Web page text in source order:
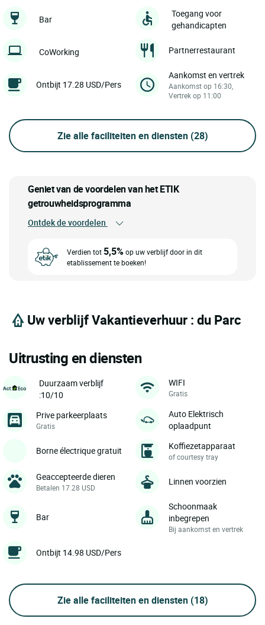
Bar
Toegang voor
gehandicapten
CoWorking Partnerrestaurant
Ontbijt 17.28 USD/Pers
Aankomst en vertrek
Aankomst op 16:30,
Vertrek op 11:00
Zie alle faciliteiten en diensten (28)
Geniet van de voordelen van het ETIK
getrouwheidsprogramma
Ontdek de voordelen
Verdien tot 5,5%op uw verblijf door in dit
etablissement te boeken!
Uw verblijf Vakantieverhuur : du Parc
Uitrusting en diensten
Duurzaam verblijf
:10/10
WIFI
Gratis
Prive parkeerplaats
Gratis
Auto Elektrisch
oplaadpunt
Borne électrique gratuit Koffiezetapparaat
of courtesy tray
Geaccepteerde dieren
Betalen 17.28 USD
Linnen voorzien
Bar
Schoonmaak
inbegrepen
Bij aankomst en vertrek
Ontbijt 14.98 USD/Pers
Zie alle faciliteiten en diensten (18)